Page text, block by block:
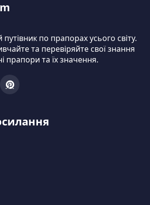
по прапорах усього світу.
та перевіряйте свої знання
прапори та їх значення.